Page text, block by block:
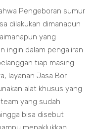
Pengeboran sumur
dilakukan dimanapun
yang
ingin dalam pengaliran
tiap masing-
layanan Jasa Bor
alat khusus yang
yang sudah
bisa disebut